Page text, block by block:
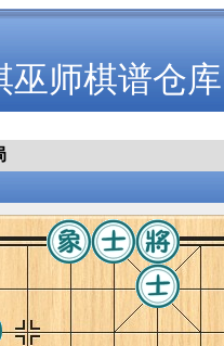
巫师棋谱仓库